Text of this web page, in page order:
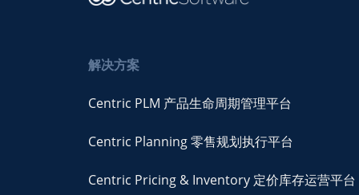
解决方案
Centric PLM 产品生命周期管理平台
Centric Planning 零售规划执行平台
Centric Pricing & Inventory 定价库存运营平台